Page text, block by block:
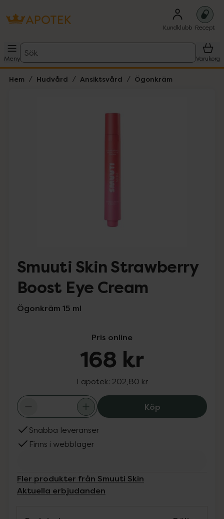
Kundklubb Recept
Meny
Sök
Varukorg
Hem Hudvård Ansiktsvård Ögonkräm
Lista: . Innehåller 2 objekt.
Smuuti Skin Strawberry
Boost Eye Cream
Ögonkräm 15 ml
Pris online
168 kr
I apotek: 202,80 kr
KöpSmuuti Skin
Snabba leveranser
Finns i webblager
Fler produkter från Smuuti Skin
Aktuella erbjudanden